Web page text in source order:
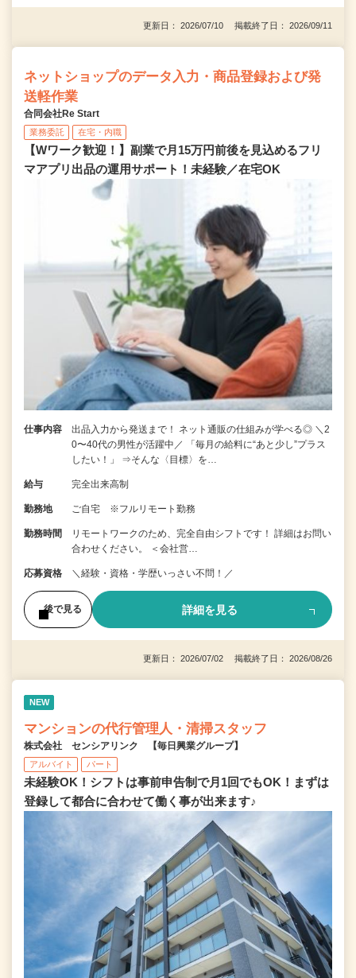
更新日： 2026/07/10 掲載終了日： 2026/09/11
ネットショップのデータ入力・商品登録および発
送軽作業
合同会社Re Start
業務委託 在宅・内職
【Wワーク歓迎！】副業で月15万円前後を見込めるフリ
マアプリ出品の運用サポート！未経験／在宅OK
仕事内容
出品入力から発送まで！ ネット通販の仕組みが学べる◎ ＼2
0〜40代の男性が活躍中／ 「毎月の給料に“あと少し”プラス
したい！」 ⇒そんな〈目標〉を…
給与 完全出来高制
勤務地 ご自宅 ※フルリモート勤務
勤務時間
リモートワークのため、完全自由シフトです！ 詳細はお問い
合わせください。 ＜会社営…
応募資格 ＼経験・資格・学歴いっさい不問！／
後で見る 詳細を見る
更新日： 2026/07/02 掲載終了日： 2026/08/26
NEW
マンションの代行管理人・清掃スタッフ
株式会社 センシアリンク 【毎日興業グループ】
アルバイト パート
未経験OK！シフトは事前申告制で月1回でもOK！まずは
登録して都合に合わせて働く事が出来ます♪